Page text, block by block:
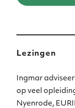
Lezingen
Ingmar
op veel
Nyenrode,